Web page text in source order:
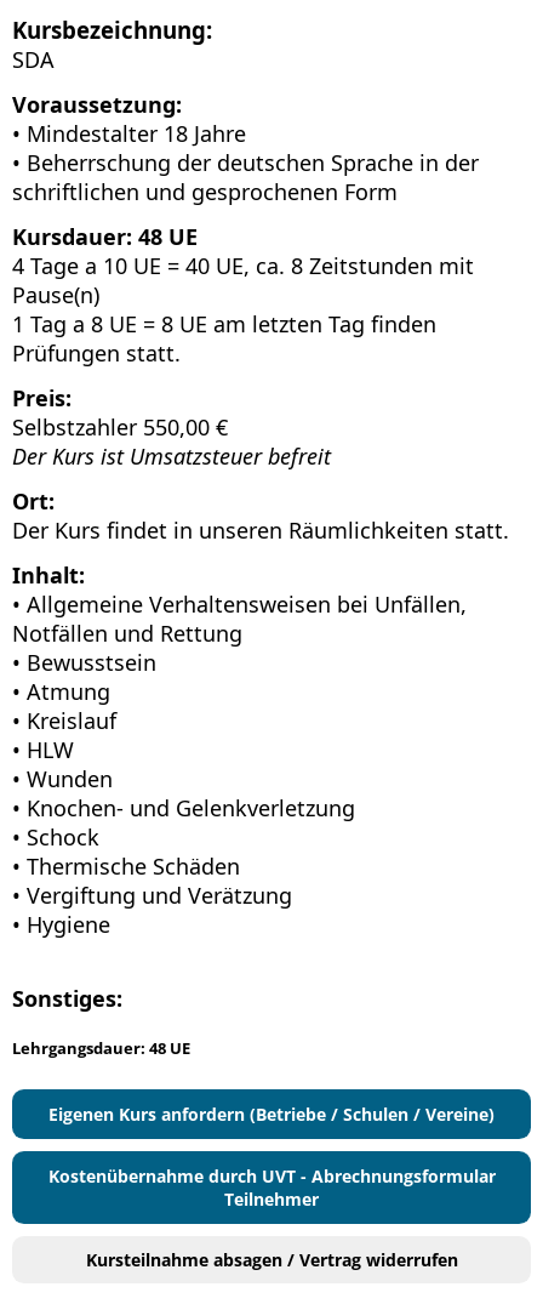
Kursbezeichnung:
SDA
Voraussetzung:
• Mindestalter 18 Jahre
• Beherrschung der deutschen Sprache in der
schriftlichen und gesprochenen Form
Kursdauer: 48 UE
4 Tage a 10 UE = 40 UE, ca. 8 Zeitstunden mit
Pause(n)
1 Tag a 8 UE = 8 UE am letzten Tag finden
Prüfungen statt.
Preis:
Selbstzahler 550,00 €
Der Kurs ist Umsatzsteuer befreit
Ort:
Der Kurs findet in unseren Räumlichkeiten statt.
Inhalt:
• Allgemeine Verhaltensweisen bei Unfällen,
Notfällen und Rettung
• Bewusstsein
• Atmung
• Kreislauf
• HLW
• Wunden
• Knochen- und Gelenkverletzung
• Schock
• Thermische Schäden
• Vergiftung und Verätzung
• Hygiene
Sonstiges:
Lehrgangsdauer: 48 UE
Eigenen Kurs anfordern (Betriebe / Schulen / Vereine)
Kostenübernahme durch UVT - Abrechnungsformular
Teilnehmer
Kursteilnahme absagen / Vertrag widerrufen